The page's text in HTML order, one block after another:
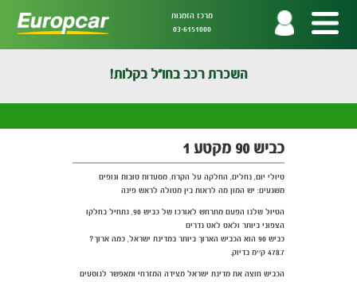
מרכז הזמנות
03-6151000
השכרת רכב בחו"ל בקלות!
כביש 90 מקטע 1
טיולי יום, נחלים, החלקה על הקרח, מסעדות טובות ונופים
משגעים: יש המון מה לראות בין מטולה לראש פינה
הטיול שלנו הפעם מתרחש לאורכו של כביש 90, נתחיל בחלקו
הצפוני ביותר ולאט לאט נדרים
כביש 90 הוא הכביש הארוך ביותר במדינת ישראל, כמה ארוך?
478.7 ק״מ בדיוק.
הכביש חוצה את מדינת ישראל מצידה המזרחי ומאפשר לנוסעים